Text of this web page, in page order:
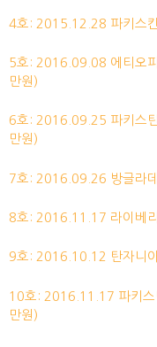
4호: 2015.12.28 파키스
5호: 2016.09.08 에티오
만원)
6호: 2016.09.25 파키스
만원)
7호: 2016.09.26 방글라
8호: 2016.11.17 라이베
9호: 2016.10.12 탄자니
10호: 2016.11.17 파키스
만원)